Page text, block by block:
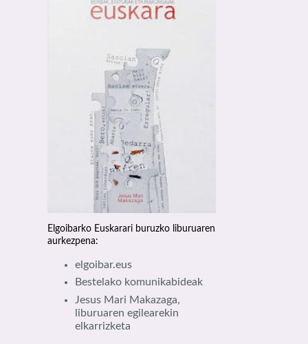
Elgoibarko Euskarari buruzko liburuaren
aurkezpena:
elgoibar.eus
Bestelako komunikabideak
Jesus Mari Makazaga,
liburuaren egilearekin
elkarrizketa